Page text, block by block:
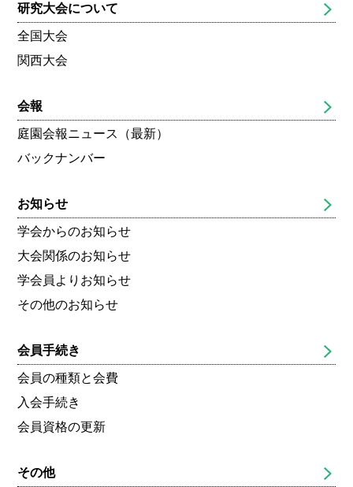
研究大会について
全国大会
関西大会
会報
庭園会報ニュース（最新）
バックナンバー
お知らせ
学会からのお知らせ
大会関係のお知らせ
学会員よりお知らせ
その他のお知らせ
会員手続き
会員の種類と会費
入会手続き
会員資格の更新
その他